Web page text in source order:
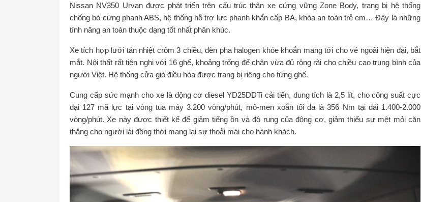
Nissan NV350 Urvan được phát triển trên cấu trúc thân xe cứng vững Zone Body, trang bị hệ thống
chống bó cứng phanh ABS, hệ thống hỗ trợ lực phanh khẩn cấp BA, khóa an toàn trẻ em… Đây là những
tính năng an toàn thuộc dạng tốt nhất phân khúc.
Xe tích hợp lưới tản nhiệt crôm 3 chiều, đèn pha halogen khỏe khoắn mang tới cho vẻ ngoài hiện đại, bắt
mắt. Nội thất rất tiện nghi với 16 ghế, khoảng trống để chân vừa đủ rộng rãi cho chiều cao trung bình của
người Việt. Hệ thống cửa gió điều hòa được trang bị riêng cho từng ghế.
Cung cấp sức mạnh cho xe là động cơ diesel YD25DDTi cải tiến, dung tích là 2,5 lít, cho công suất cực
đại 127 mã lực tại vòng tua máy 3.200 vòng/phút, mô-men xoắn tối đa là 356 Nm tại dải 1.400-2.000
vòng/phút. Xe này được thiết kế để giảm tiếng ồn và độ rung của động cơ, giảm thiểu sự mệt mỏi căn
thẳng cho người lái đồng thời mang lại sự thoải mái cho hành khách.